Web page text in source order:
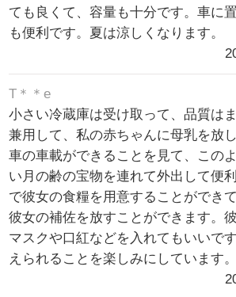
ても良くて、容量も十分です。車に
も便利です。夏は涼しくなります。
T＊＊e
小さい冷蔵庫は受け取って、品質は
兼用して、私の赤ちゃんに母乳を放
車の車載ができることを見て、この
い月の齢の宝物を連れて外出して便
で彼女の食糧を用意することができ
彼女の補佐を放すことができます。
マスクや口紅などを入れてもいいで
えられることを楽しみにしています。